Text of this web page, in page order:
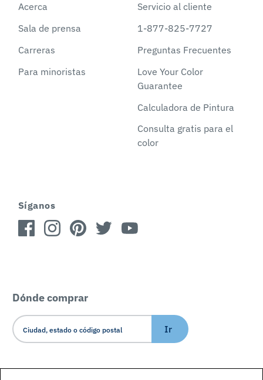
Acerca
Sala de prensa
Carreras
Para minoristas
Servicio al cliente
1-877-825-7727
Preguntas Frecuentes
Love Your Color
Guarantee
Calculadora de Pintura
Consulta gratis para el
color
Síganos
Dónde comprar
Ir